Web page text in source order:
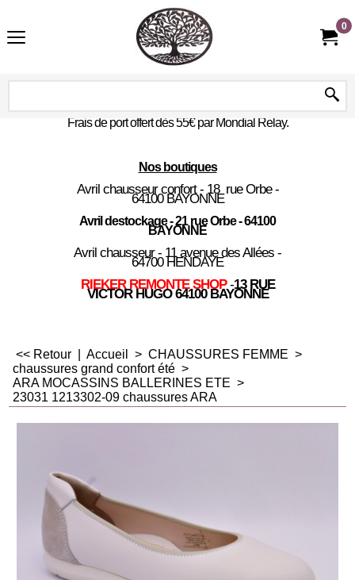
0
Frais de port offert dès 55€ par Mondial Relay.
Nos boutiques
Avril chausseur confort - 18 rue Orbe -
64100 BAYONNE
Avril destockage - 21 rue Orbe - 64100
BAYONNE
Avril chausseur - 11 avenue des Allées -
64700 HENDAYE
RIEKER REMONTE SHOP -13 RUE
VICTOR HUGO 64100 BAYONNE
<< Retour Accueil > CHAUSSURES FEMME >
chaussures grand confort été >
ARA MOCASSINS BALLERINES ETE >
23031 1213302-09 chaussures ARA